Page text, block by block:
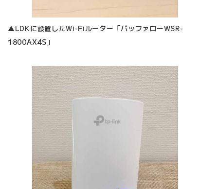
▲LDKに設置したWi-Fiルーター「バッファローWSR-
1800AX4S」